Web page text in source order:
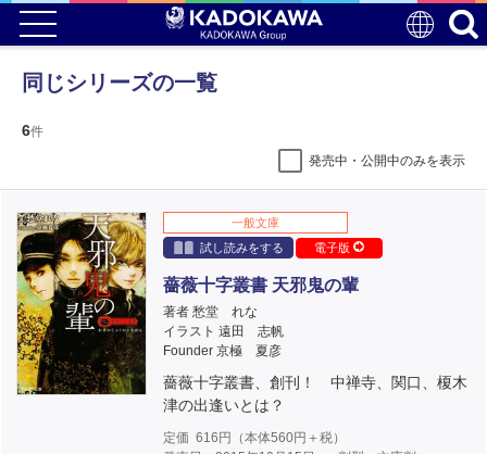
同じシリーズの一覧
6件
発売中・公開中のみを表示
一般文庫
試し読みをする
電子版
薔薇十字叢書 天邪鬼の輩
著者 愁堂 れな
イラスト 遠田 志帆
Founder 京極 夏彦
薔薇十字叢書、創刊！ 中禅寺、関口、榎木
津の出逢いとは？
定価 616 円（本体560円＋税）